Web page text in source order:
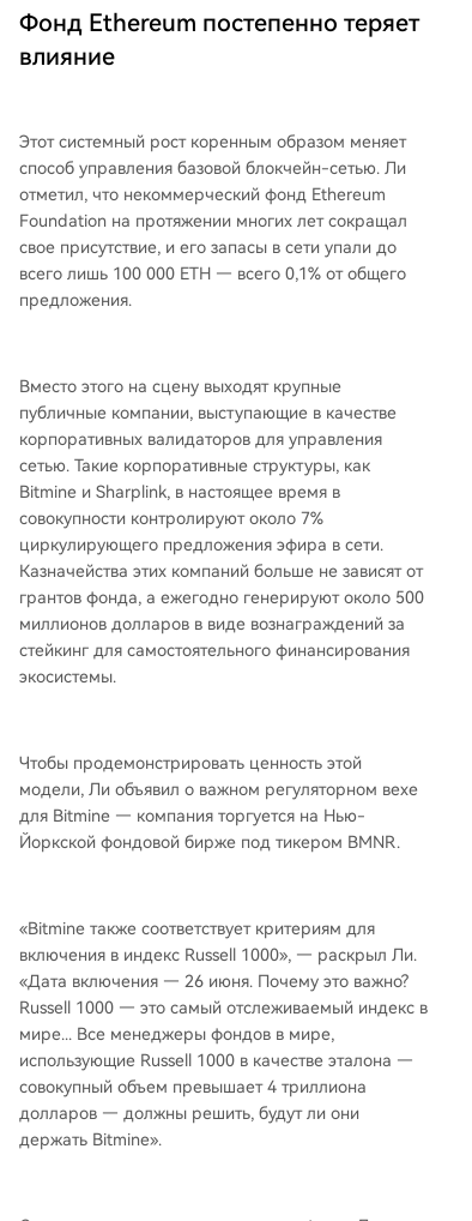
Фонд Ethereum постепенно теряет
влияние
Этот системный рост коренным образом меняет
способ управления базовой блокчейн-сетью. Ли
отметил, что некоммерческий фонд Ethereum
Foundation на протяжении многих лет сокращал
свое присутствие, и его запасы в сети упали до
всего лишь 100 000 ETH — всего 0,1% от общего
предложения.
Вместо этого на сцену выходят крупные
публичные компании, выступающие в качестве
корпоративных валидаторов для управления
сетью. Такие корпоративные структуры, как
Bitmine и Sharplink, в настоящее время в
совокупности контролируют около 7%
циркулирующего предложения эфира в сети.
Казначейства этих компаний больше не зависят от
грантов фонда, а ежегодно генерируют около 500
миллионов долларов в виде вознаграждений за
стейкинг для самостоятельного финансирования
экосистемы.
Чтобы продемонстрировать ценность этой
модели, Ли объявил о важном регуляторном вехе
для Bitmine — компания торгуется на Нью-
Йоркской фондовой бирже под тикером BMNR.
«Bitmine также соответствует критериям для
включения в индекс Russell 1000», — раскрыл Ли.
«Дата включения — 26 июня. Почему это важно?
Russell 1000 — это самый отслеживаемый индекс в
мире... Все менеджеры фондов в мире,
использующие Russell 1000 в качестве эталона —
совокупный объем превышает 4 триллиона
долларов — должны решить, будут ли они
держать Bitmine».